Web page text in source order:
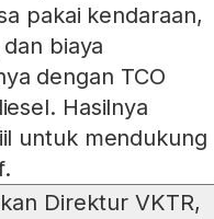
pakai kendaraan,
biaya
dengan TCO
Hasilnya
untuk mendukung
Direktur VKTR,